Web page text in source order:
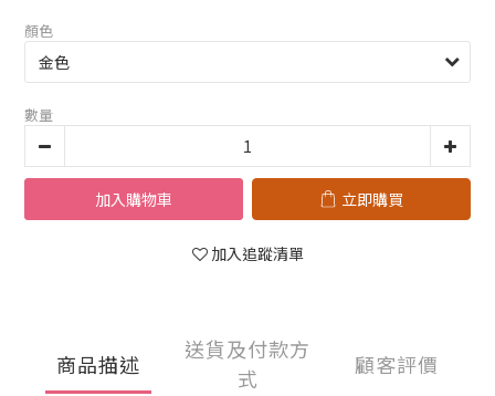
顏色
數量
加入購物車 立即購買
加入追蹤清單
商品描述
送貨及付款方
式
顧客評價